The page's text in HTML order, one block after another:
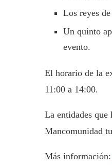
Los reyes
Un quinto
evento.
El horario de la
11:00 a 14:00.
La entidades que
Mancomunidad
Más información: